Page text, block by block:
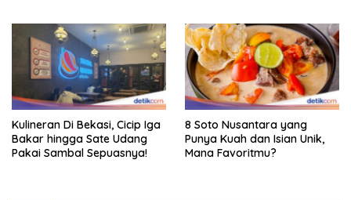
Kulineran Di Bekasi, Cicip Iga
Bakar hingga Sate Udang
Pakai Sambal Sepuasnya!
8 Soto Nusantara yang
Punya Kuah dan Isian Unik,
Mana Favoritmu?